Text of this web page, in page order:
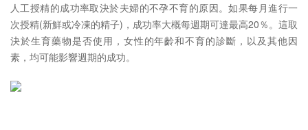
人工授精的成功率取決於夫婦的不孕不育的原因。如果每月進行一
次授精(新鮮或冷凍的精子)，成功率大概每週期可達最高20％。這取
決於生育藥物是否使用，女性的年齡和不育的診斷，以及其他因
素，均可能影響週期的成功。